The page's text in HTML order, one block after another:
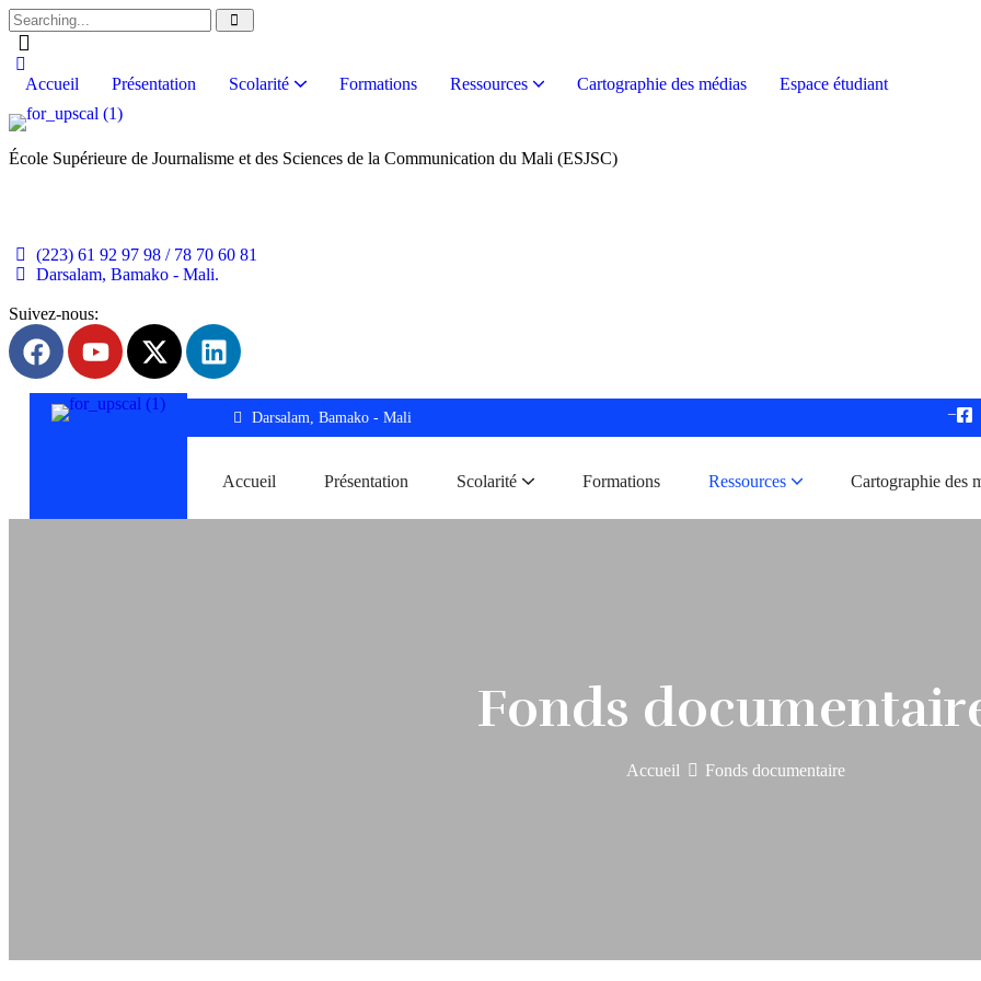
Accueil Présentation Scolarité Formations Ressources Cartographie des médias Espace étudiant
École Supérieure de Journalisme et des Sciences de la Communication du Mali (ESJSC)
(223) 61 92 97 98 / 78 70 60 81
Darsalam, Bamako - Mali.
Suivez-nous:
Darsalam, Bamako - Mali –
Accueil Présentation Scolarité Formations Ressources Cartographie des
Fonds
Accueil Fonds documentaire